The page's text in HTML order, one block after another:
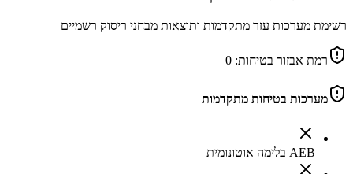
רשימת מערכות עזר מתקדמות ותוצאות מבחני ריסוק רשמיים
רמת אבזור בטיחות: 0
מערכות בטיחות מתקדמות
AEB בלימה אוטונומית